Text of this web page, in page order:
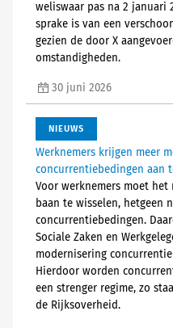
weliswaar pas na 2 januari
sprake is van een
gezien de door X
omstandigheden.
30 juni 2026
NIEUWS
Werknemers krijgen meer
concurrentiebedingen aan
Voor werknemers moet
baan te wisselen, hetgeen
concurrentiebedingen.
Sociale Zaken en
modernisering
Hierdoor worden
een strenger regime, zo
de Rijksoverheid.